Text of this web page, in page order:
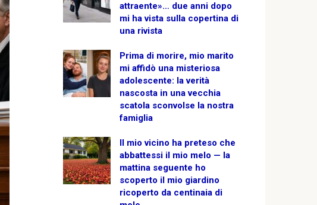
attraente»… due anni dopo
mi ha vista sulla copertina di
una rivista
Prima di morire, mio marito
mi affidò una misteriosa
adolescente: la verità
nascosta in una vecchia
scatola sconvolse la nostra
famiglia
Il mio vicino ha preteso che
abbattessi il mio melo — la
mattina seguente ho
scoperto il mio giardino
ricoperto da centinaia di